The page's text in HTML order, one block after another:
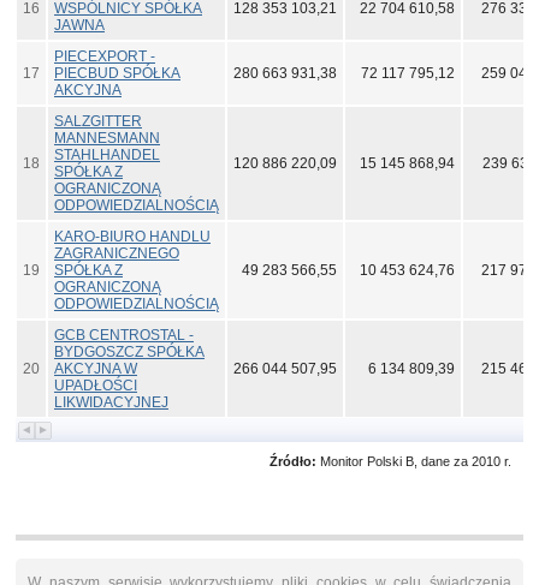
16
WSPÓLNICY SPÓŁKA
JAWNA
128 353 103,21 22 704 610,58 276 335
17
PIECEXPORT -
PIECBUD SPÓŁKA
AKCYJNA
280 663 931,38 72 117 795,12 259 040
18
SALZGITTER
MANNESMANN
STAHLHANDEL
SPÓŁKA Z
OGRANICZONĄ
ODPOWIEDZIALNOŚCIĄ
120 886 220,09 15 145 868,94 239
19
KARO-BIURO HANDLU
ZAGRANICZNEGO
SPÓŁKA Z
OGRANICZONĄ
ODPOWIEDZIALNOŚCIĄ
49 283 566,55 10 453 624,76 217 978
20
GCB CENTROSTAL -
BYDGOSZCZ SPÓŁKA
AKCYJNA W
UPADŁOŚCI
LIKWIDACYJNEJ
266 044 507,95 6 134 809,39 215 467
Źródło: Monitor Polski B, dane za 2010 r.